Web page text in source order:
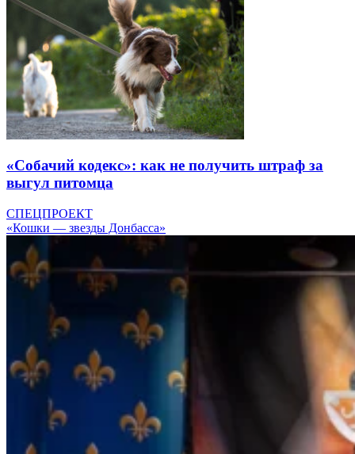
«Собачий кодекс»: как не получить штраф за
выгул питомца
СПЕЦПРОЕКТ
«Кошки — звезды Донбасса»